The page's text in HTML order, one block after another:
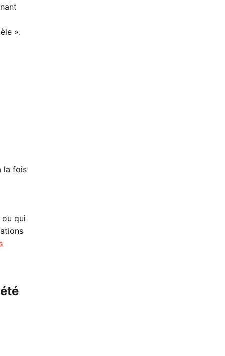
».
la fois
qui